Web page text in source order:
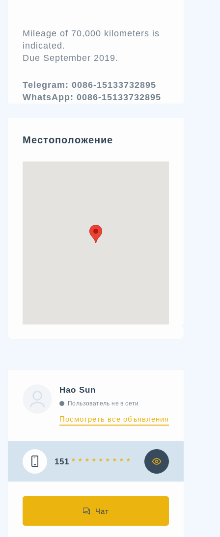
Mileage of 70,000 kilometers is
indicated.
Due September 2019.
Telegram: 0086-15133732895
WhatsApp: 0086-15133732895
Местоположение
Hao Sun
Пользователь не в сети
Посмотреть все объявления
151 * * * * * * * * *
Чат